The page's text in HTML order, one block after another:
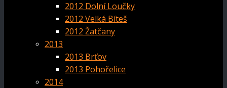
2012 Dolní Loučky
2012 Velká Bíteš
2012 Žatčany
2013
2013 Brťov
2013 Pohořelice
2014